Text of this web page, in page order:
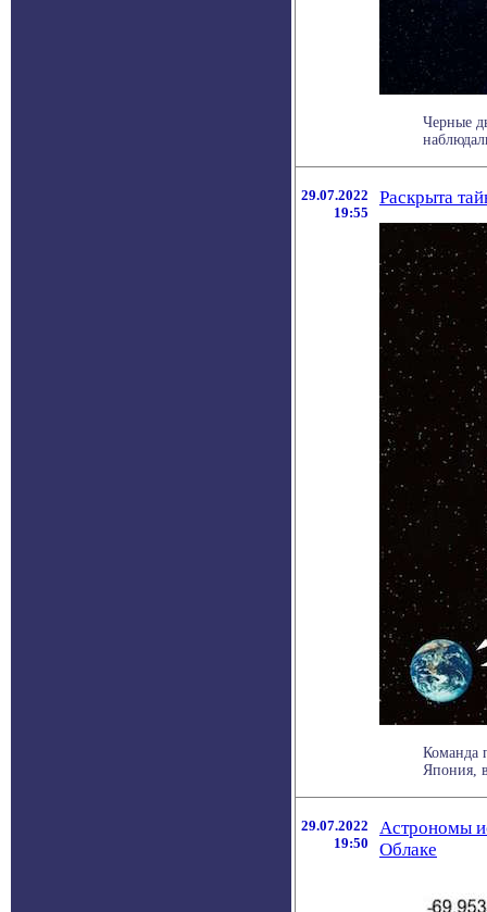
Черные
29.07.2022
19:55
Раскрыта
Команда
Япония,
29.07.2022
19:50
Астрономы
Облаке